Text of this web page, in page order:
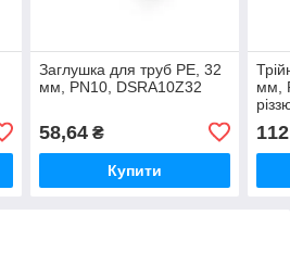
Заглушка для труб PE, 32
мм, PN10, DSRA10Z32
58,64₴
Купити
мм,